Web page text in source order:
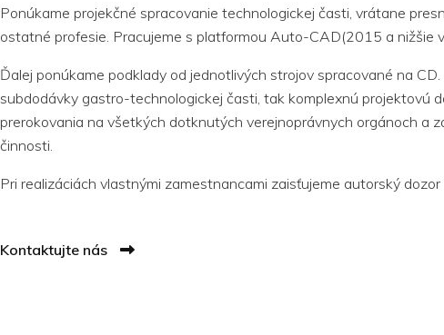
Ponúkame projekčné spracovanie technologickej časti, vrátane
ostatné profesie. Pracujeme s platformou Auto-CAD(2015 a nižšie
Ďalej ponúkame podklady od jednotlivých strojov spracované na
subdodávky gastro-technologickej časti, tak komplexnú projektovú
prerokovania na všetkých dotknutých verejnoprávnych orgánoch a
činnosti.
Pri realizáciách vlastnými zamestnancami zaisťujeme autorský
Kontaktujte nás